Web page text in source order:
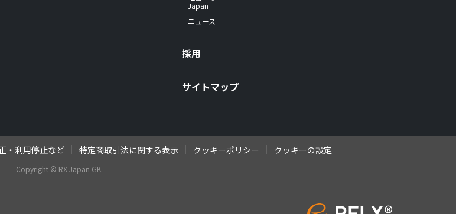
Japan
ニュース
採用
サイトマップ
・利用停止など 特定商取引法に関する表示 クッキーポリシー クッキーの設定
Copyright © RX Japan GK.